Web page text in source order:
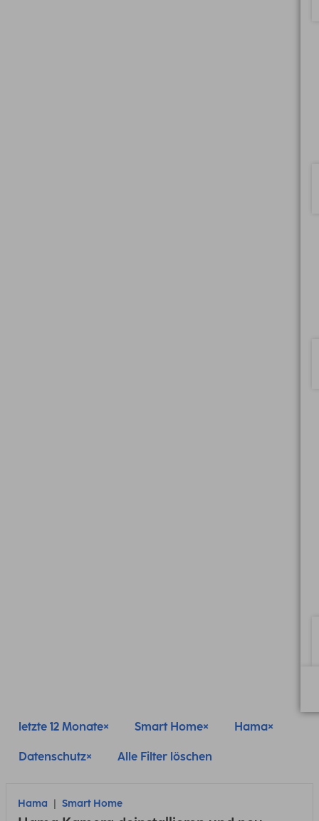
letzte 12 Monate Smart Home Hama
Datenschutz Alle Filter löschen
Hama Smart Home